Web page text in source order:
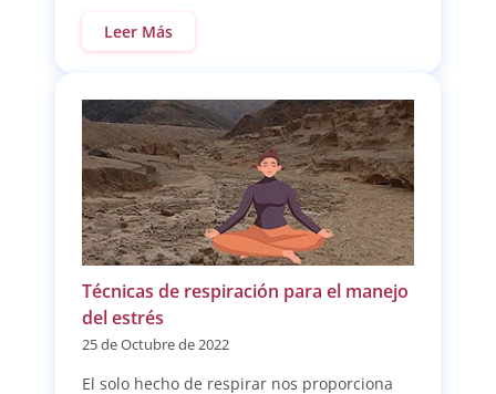
Leer Más
Técnicas de respiración para el manejo
del estrés
25 de Octubre de 2022
El solo hecho de respirar nos proporciona